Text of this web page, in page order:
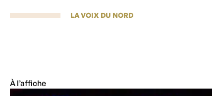
LA VOIX DU NORD
À l’affiche